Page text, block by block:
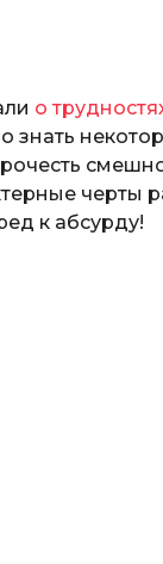
о
знать
черты
к абсурду!